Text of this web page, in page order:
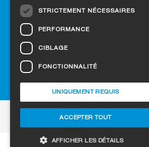
vers Google Maps
Formulaire de contact
Faites confiance à la qualité certifiée
A propos de nous Projets
DANISH
LATVIAN
STRICTEMENT NÉCESSAIRES
PERFORMANCE
CIBLAGE
FONCTIONNALITÉ
ACCEPTER TOUT
UNIQUEMENT REQUIS
AFFICHER LES DÉTAILS